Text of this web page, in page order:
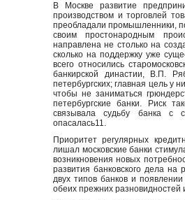
В Москве развитие
производством и торговлей
преобладали промышленники,
своим простонародным
направлена не столько на
сколько на поддержку уже
всего относились
банкирской династии, В.П.
петербургских; главная цель у
чтобы не заниматься
петербургские банки. Риск
связывала судьбу банка с
опасалась11.
Приоритет регулярных
лишал московские банки
возникновения новых
развития банковского дела на
двух типов банков и
обеих прежних разновидностей